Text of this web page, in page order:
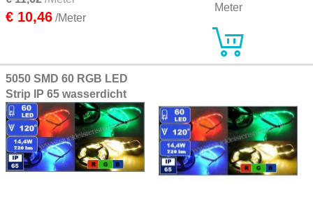
€ 10,46 /Meter
Meter
5050 SMD 60 RGB LED
Strip IP 65 wasserdicht